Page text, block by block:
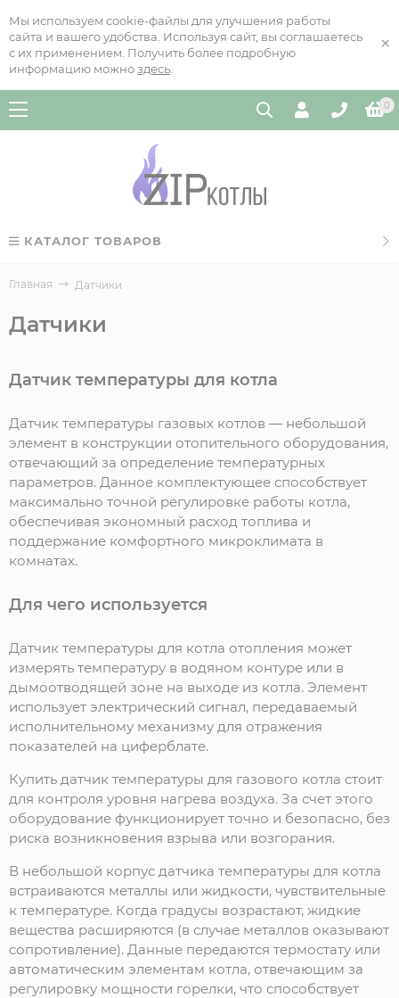
Мы используем cookie-файлы для улучшения работы
сайта и вашего удобства. Используя сайт, вы соглашаетесь
с их применением. Получить более подробную
информацию можно здесь
×
0
КАТАЛОГ ТОВАРОВ
Главная Датчики
Датчики
Датчик температуры для котла
Датчик температуры газовых котлов — небольшой
элемент в конструкции отопительного оборудования,
отвечающий за определение температурных
параметров. Данное комплектующее способствует
максимально точной регулировке работы котла,
обеспечивая экономный расход топлива и
поддержание комфортного микроклимата в
комнатах.
Для чего используется
Датчик температуры для котла отопления может
измерять температуру в водяном контуре или в
дымоотводящей зоне на выходе из котла. Элемент
использует электрический сигнал, передаваемый
исполнительному механизму для отражения
показателей на циферблате.
Купить датчик температуры для газового котла стоит
для контроля уровня нагрева воздуха. За счет этого
оборудование функционирует точно и безопасно, без
риска возникновения взрыва или возгорания.
В небольшой корпус датчика температуры для котла
встраиваются металлы или жидкости, чувствительные
к температуре. Когда градусы возрастают, жидкие
вещества расширяются (в случае металлов оказывают
сопротивление). Данные передаются термостату или
автоматическим элементам котла, отвечающим за
регулировку мощности горелки, что способствует